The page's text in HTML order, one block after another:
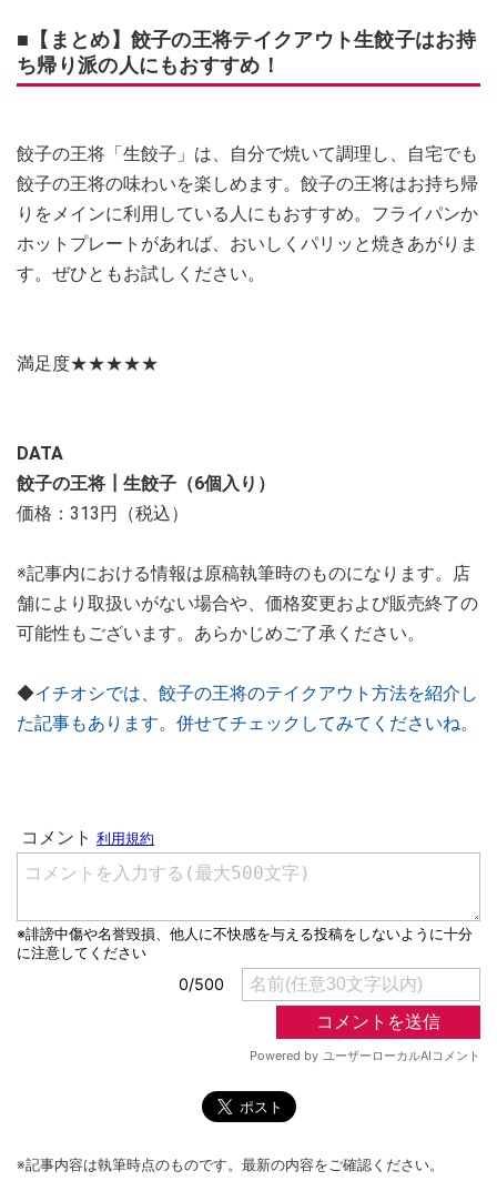
■【まとめ】餃子の王将テイクアウト生餃子はお持
ち帰り派の人にもおすすめ！
餃子の王将「生餃子」は、自分で焼いて調理し、自宅でも
餃子の王将の味わいを楽しめます。餃子の王将はお持ち帰
りをメインに利用している人にもおすすめ。フライパンか
ホットプレートがあれば、おいしくパリッと焼きあがりま
す。ぜひともお試しください。
満足度★★★★★
DATA
餃子の王将┃生餃子（6個入り）
価格：313円（税込）
※記事内における情報は原稿執筆時のものになります。店
舗により取扱いがない場合や、価格変更および販売終了の
可能性もございます。あらかじめご了承ください。
◆イチオシでは、餃子の王将のテイクアウト方法を紹介し
た記事もあります。併せてチェックしてみてくださいね。
※記事内容は執筆時点のものです。最新の内容をご確認ください。